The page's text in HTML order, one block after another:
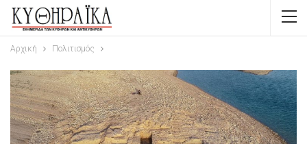
Αρχική Πολιτισμός